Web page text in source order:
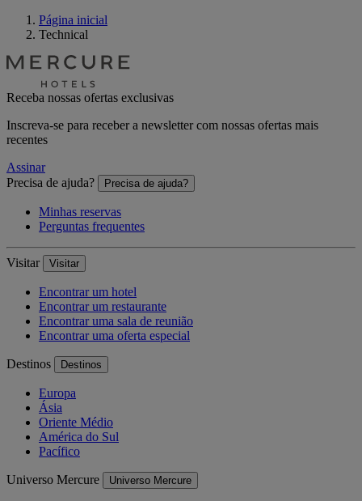
Página inicial
Technical
Receba nossas ofertas exclusivas
Inscreva-se para receber a newsletter com nossas ofertas mais
recentes
Assinar
Precisa de ajuda?
Precisa de ajuda?
Minhas reservas
Perguntas frequentes
Visitar Visitar
Encontrar um hotel
Encontrar um restaurante
Encontrar uma sala de reunião
Encontrar uma oferta especial
Destinos Destinos
Europa
Ásia
Oriente Médio
América do Sul
Pacífico
Universo Mercure Universo Mercure